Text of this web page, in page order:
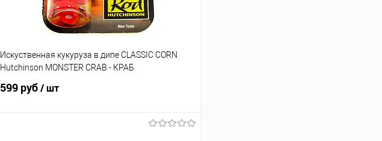
Искуственная кукуруза в дипе CLASSIC CORN
Hutchinson MONSTER CRAB - КРАБ
599 руб/ шт